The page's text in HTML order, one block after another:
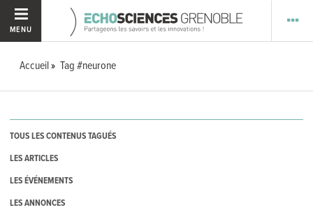
MENU
Accueil Tag #neurone
TOUS LES CONTENUS TAGUÉS
LES ARTICLES
LES ÉVÉNEMENTS
LES ANNONCES